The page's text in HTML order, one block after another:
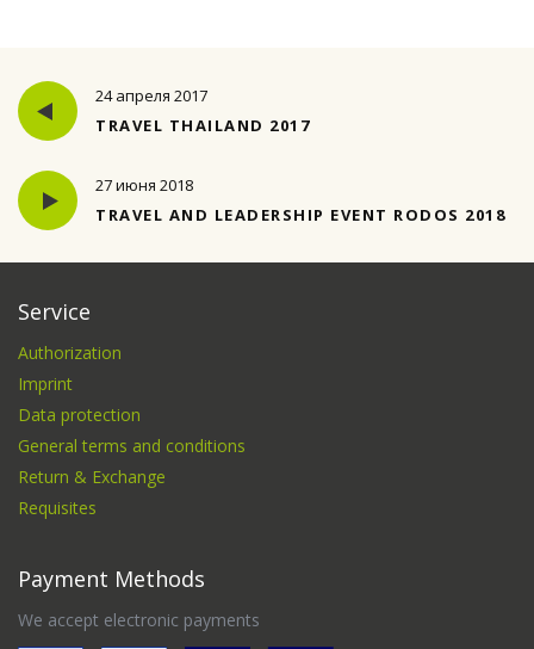
24 апреля 2017
TRAVEL THAILAND 2017
27 июня 2018
TRAVEL AND LEADERSHIP EVENT RODOS 2018
Service
Authorization
Imprint
Data protection
General terms and conditions
Return & Exchange
Requisites
Payment Methods
We accept electronic payments